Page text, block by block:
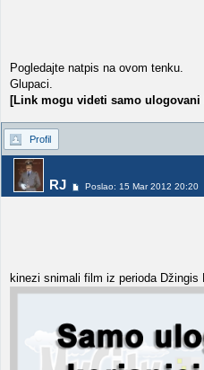
Pogledajte natpis na ovom tenku.
Glupaci.
[Link mogu videti samo ulogovani
Profil
RJ Poslao: 15 Mar 2012 20:20
kinezi snimali film iz perioda